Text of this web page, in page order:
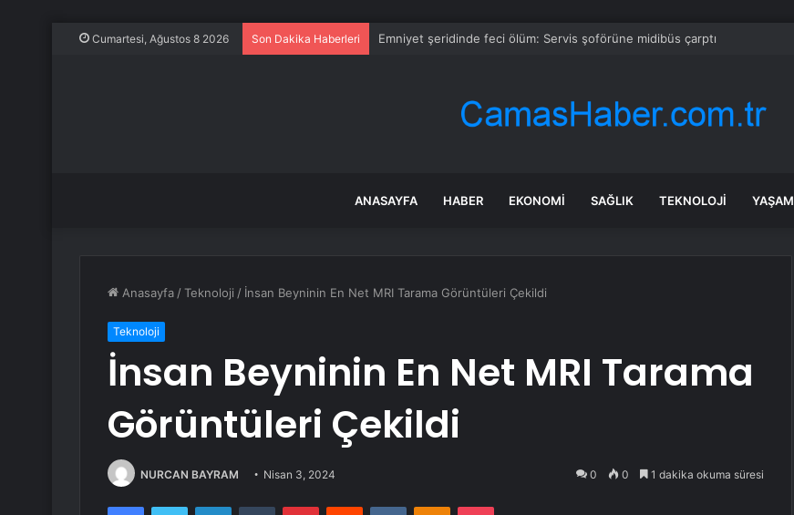
Cumartesi, Ağustos 8 2026 Son Dakika Haberleri Emniyet şeridinde feci ölüm: Servis şoförüne midibüs çarptı
ANASAYFA HABER EKONOMI SAĞLIK TEKNOLOJI YAŞAM
Anasayfa /Teknoloji / İnsan Beyninin En Net MRI Tarama Görüntüleri Çekildi
Teknoloji
İnsan Beyninin En Net MRI Tarama
Görüntüleri Çekildi
NURCAN BAYRAM Nisan 3, 2024 0 0 1 dakika okuma süresi
FacebookTwitter LinkedInTumblr PinterestReddit VKontakteOdnoklassniki
Pocket